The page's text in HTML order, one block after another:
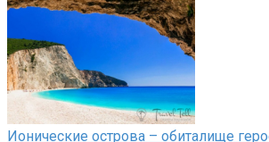
Ионические острова – обиталище